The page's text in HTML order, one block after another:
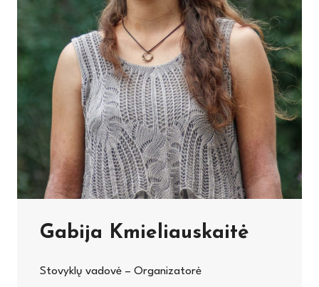
Gabija Kmieliauskaitė
Stovyklų vadovė – Organizatorė